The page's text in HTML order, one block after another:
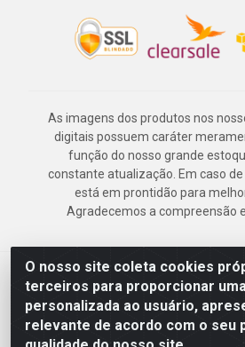
O nosso site coleta cookies
terceiros para proporcionar
personalizada ao usuário,
relevante de acordo com o seu
As imagens dos produtos nos
digitais possuem caráter
função do nosso grande
constante atualização. Em caso
está em prontidão para
Agradecemos a compreensão
Deskontão Atacado - Av. Marechal
Imbiribeira - Recife/PE - CEP 51.150-001
57